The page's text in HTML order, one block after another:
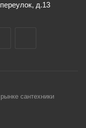
д.13
сантехники